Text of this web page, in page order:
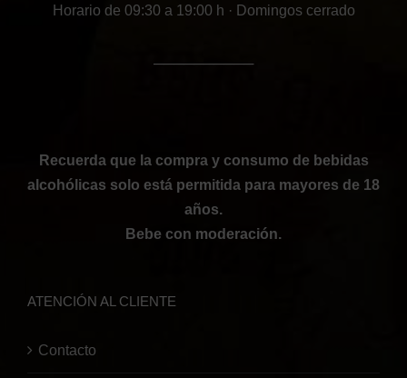
Horario de 09:30 a 19:00 h · Domingos cerrado
──────────
Recuerda que la compra y consumo de bebidas
alcohólicas solo está permitida para mayores de 18
años.
Bebe con moderación.
ATENCIÓN AL CLIENTE
Contacto